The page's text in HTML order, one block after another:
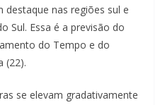
destaque nas regiões sul e
Sul. Essa é a previsão do
do Tempo e do
(22).
se elevam gradativamente